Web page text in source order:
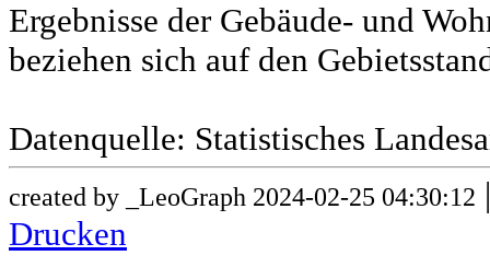
Ergebnisse der Gebäude- und
beziehen sich auf den
Datenquelle: Statistisches
created by _LeoGraph 2024-02-25 04:30:12
Drucken